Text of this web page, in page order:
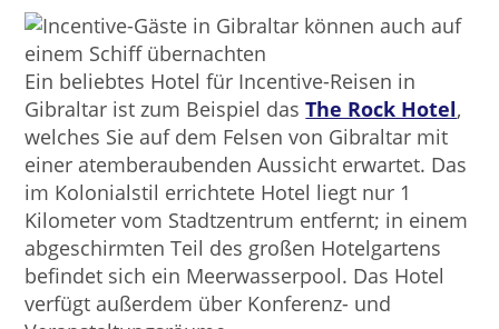
Ein beliebtes Hotel für Incentive-Reisen in
Gibraltar ist zum Beispiel dasThe Rock Hotel,
welches Sie auf dem Felsen von Gibraltar mit
einer atemberaubenden Aussicht erwartet. Das
im Kolonialstil errichtete Hotel liegt nur 1
Kilometer vom Stadtzentrum entfernt; in einem
abgeschirmten Teil des großen Hotelgartens
befindet sich ein Meerwasserpool. Das Hotel
verfügt außerdem über Konferenz- und